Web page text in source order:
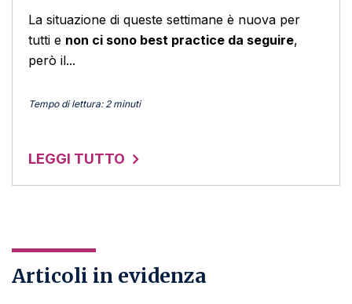
La situazione di queste settimane è nuova per
tutti e non ci sono best practice da seguire,
però il...
Tempo di lettura: 2 minuti
LEGGI TUTTO
Articoli in evidenza